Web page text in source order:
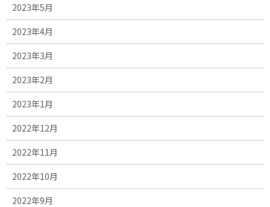
2023年5月
2023年4月
2023年3月
2023年2月
2023年1月
2022年12月
2022年11月
2022年10月
2022年9月